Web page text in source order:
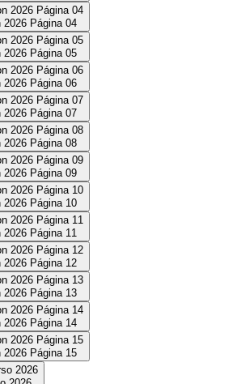
Página 04
Página 05
Página 06
Página 07
Página 08
Página 09
Página 10
Página 11
Página 12
Página 13
Página 14
Página 15